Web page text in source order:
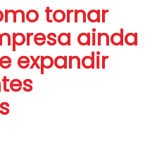
tornar
ainda
expandir